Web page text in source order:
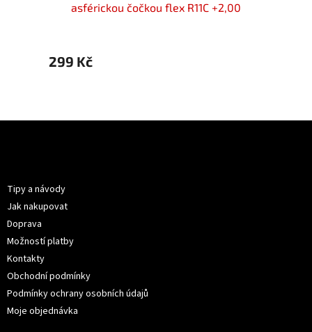
asférickou čočkou flex R11C +2,00
299 Kč
Tipy a návody
Jak nakupovat
Doprava
Možností platby
Kontakty
Obchodní podmínky
Podmínky ochrany osobních údajů
Moje objednávka